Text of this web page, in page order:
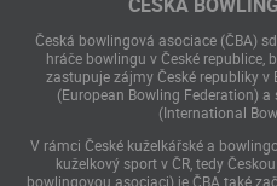
Česká bowlingová asociace (ČBA)
hráče bowlingu v České republice,
zastupuje zájmy České republiky v
(European Bowling Federation)
(International
V rámci České kuželkářské a
kuželkový sport v ČR, tedy
bowlingovou asociaci) je ČBA také